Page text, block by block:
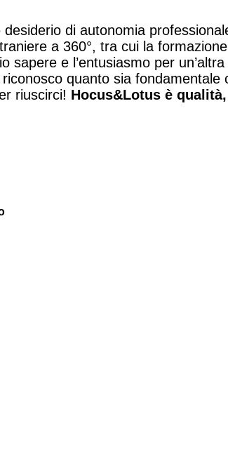
di autonomia
a 360°, tra cui la formazione
e l’entusiasmo per un’altra
quanto sia fondamentale
riuscirci! Hocus&Lotus è